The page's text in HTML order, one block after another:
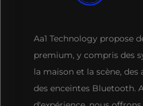
Aa1 Technology propose
premium, y compris des
la maison et la scène,
des enceintes Bluetooth.